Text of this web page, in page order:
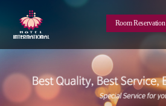
Room Reservation